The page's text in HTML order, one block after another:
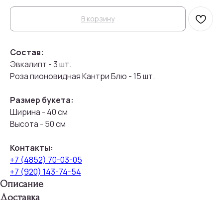
В корзину
Состав:
Эвкалипт - 3 шт.
Роза пионовидная Кантри Блю - 15 шт.
Размер букета:
Ширина - 40 см
Высота - 50 см
Контакты:
+7 (4852) 70-03-05
+7 (920) 143-74-54
Описание
Доставка